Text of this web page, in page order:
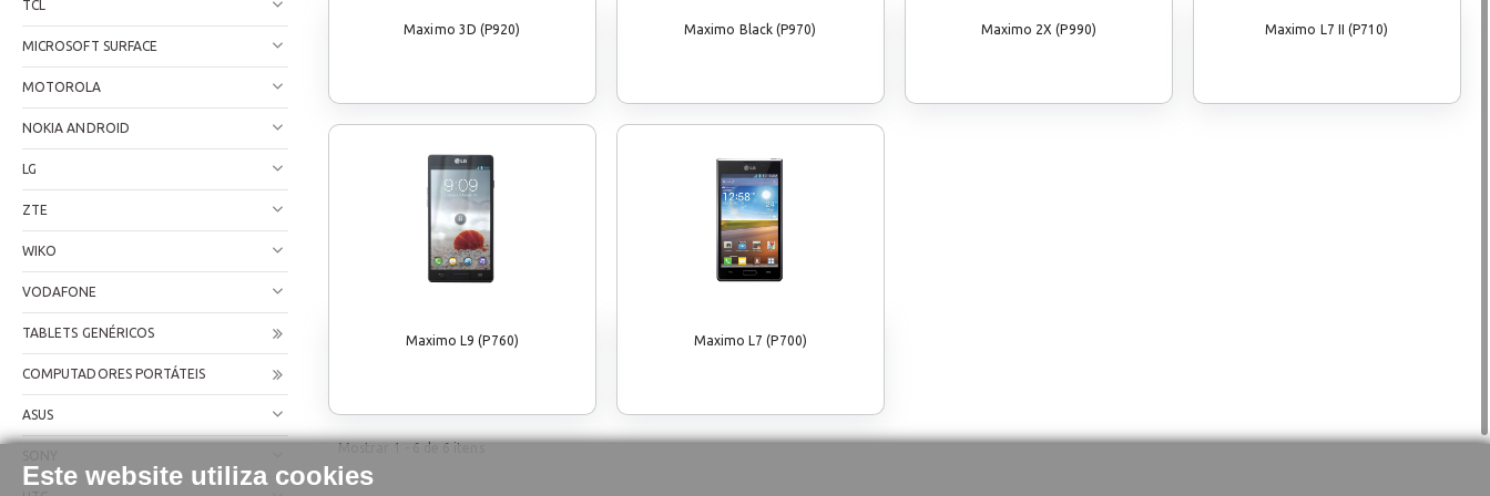
Este website utiliza cookies
TCL
MICROSOFT SURFACE
MOTOROLA
NOKIA ANDROID
LG
ZTE
WIKO
VODAFONE
TABLETS GENÉRICOS
COMPUTADORES PORTÁTEIS
ASUS
Maximo 3D (P920) Maximo Black (P970) Maximo 2X (P990) Maximo L7 II (P710)
Maximo L9 (P760) Maximo L7 (P700)
Mostrar 1 - 6 de 6 itens